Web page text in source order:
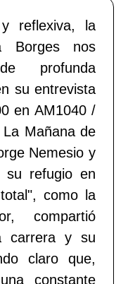
reflexiva, la
Borges nos
profunda
su entrevista
en AM1040 /
Mañana de
Nemesio y
su refugio en
como la
compartió
carrera y su
claro que,
constante